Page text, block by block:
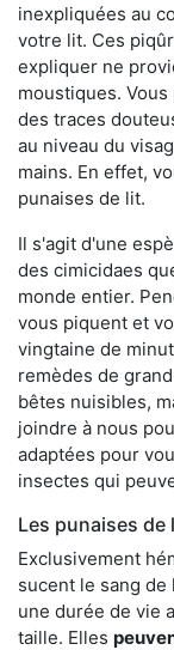
inexpliquées au
votre lit. Ces
expliquer ne
moustiques.
des traces
au niveau du
mains. En effet,
punaises de lit.
Il s'agit d'une
des cimicidaes
monde entier.
vous piquent et
vingtaine de
remèdes de
bêtes nuisibles,
joindre à nous
adaptées pour
insectes qui
Les punaises de
Exclusivement
sucent le sang
une durée de vie
taille. Elles